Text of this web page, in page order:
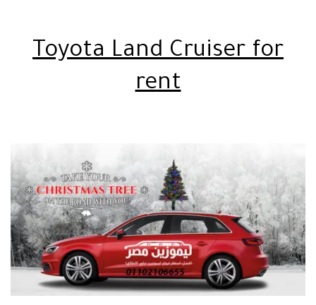
Toyota Land Cruiser for
rent